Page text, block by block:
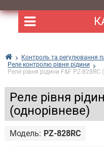
Контроль та регулювання
Реле контролю рівня рідини
Реле рівня рідини F&F PZ-828RC
Реле рівня
(однорівневе)
Модель: PZ-828RC